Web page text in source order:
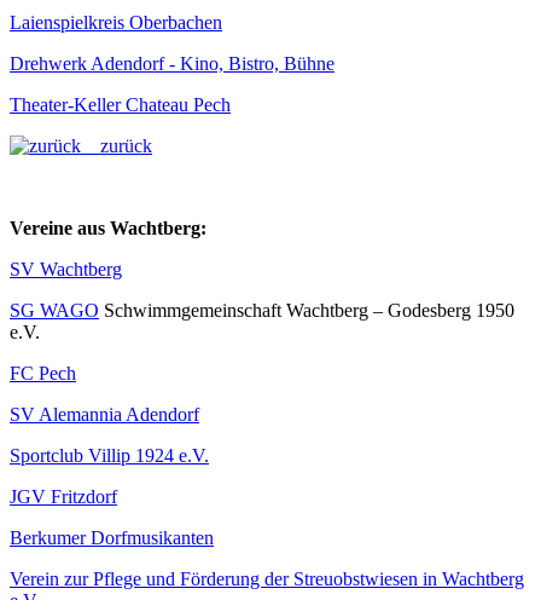
Laienspielkreis Oberbachen
Drehwerk Adendorf - Kino, Bistro, Bühne
Theater-Keller Chateau Pech
zurück
Vereine aus Wachtberg:
SV Wachtberg
SG WAGO Schwimmgemeinschaft Wachtberg – Godesberg 1950
e.V.
FC Pech
SV Alemannia Adendorf
Sportclub Villip 1924 e.V.
JGV Fritzdorf
Berkumer Dorfmusikanten
Verein zur Pflege und Förderung der Streuobstwiesen in Wachtberg